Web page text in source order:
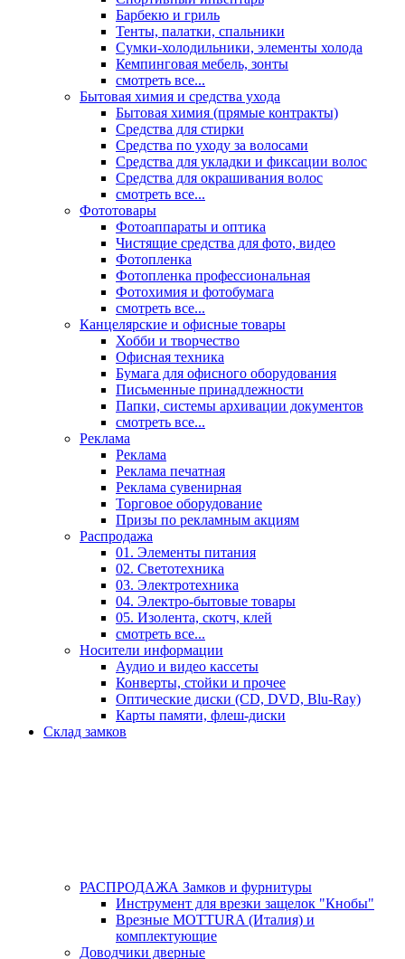
Барбекю и гриль
Тенты, палатки, спальники
Сумки-холодильники, элементы холода
Кемпинговая мебель, зонты
смотреть все...
Бытовая химия и средства ухода
Бытовая химия (прямые контракты)
Средства для стирки
Средства по уходу за волосами
Средства для укладки и фиксации волос
Средства для окрашивания волос
смотреть все...
Фототовары
Фотоаппараты и оптика
Чистящие средства для фото, видео
Фотопленка
Фотопленка профессиональная
Фотохимия и фотобумага
смотреть все...
Канцелярские и офисные товары
Хобби и творчество
Офисная техника
Бумага для офисного оборудования
Письменные принадлежности
Папки, системы архивации документов
смотреть все...
Реклама
Реклама
Реклама печатная
Реклама сувенирная
Торговое оборудование
Призы по рекламным акциям
Распродажа
01. Элементы питания
02. Светотехника
03. Электротехника
04. Электро-бытовые товары
05. Изолента, скотч, клей
смотреть все...
Носители информации
Аудио и видео кассеты
Конверты, стойки и прочее
Оптические диски (CD, DVD, Blu-Ray)
Карты памяти, флеш-диски
Склад замков
РАСПРОДАЖА Замков и фурнитуры
Инструмент для врезки защелок "Кнобы"
Врезные MOTTURA (Италия) и
комплектующие
Доводчики дверные